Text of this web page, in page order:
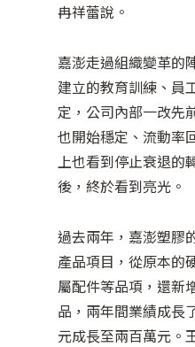
冉祥蕾說。
嘉澎走過組織變革的
建立的教育訓練、員
定，公司內部一改先
也開始穩定、流動率
上也看到停止衰退的
後，終於看到亮光。
過去兩年，嘉澎塑膠
產品項目，從原本的
屬配件等品項，還新
品，兩年間業績成⻑
元成⻑至兩百萬元。